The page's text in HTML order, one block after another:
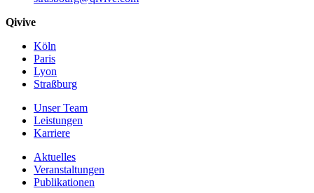
Qivive
Köln
Paris
Lyon
Straßburg
Unser Team
Leistungen
Karriere
Aktuelles
Veranstaltungen
Publikationen